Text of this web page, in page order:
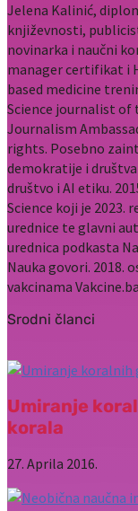
Jelena Kalinić,
književnosti,
novinarka i naučni
manager certifikat i
based medicine
Science journalist of
Journalism
rights. Posebno
demokratije i
društvo i AI etiku.
Science koji je 2023.
urednice te glavni
urednica podkasta
Nauka govori. 2018.
vakcinama
Srodni članci
Umiranje
korala
27. Aprila 2016.